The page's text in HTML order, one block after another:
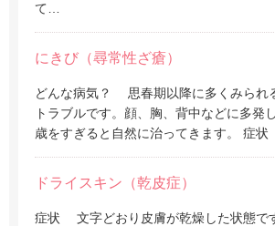
て…
にきび（尋常性ざ瘡）
どんな病気？ 思春期以降に多くみられ
トラブルです。顔、胸、背中などに多発
歳をすぎると自然に治ってきます。 症
ドライスキン（乾皮症）
症状 文字どおり皮膚が乾燥した状態で